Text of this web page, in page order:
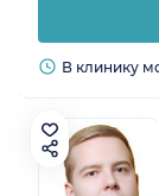
В клинику